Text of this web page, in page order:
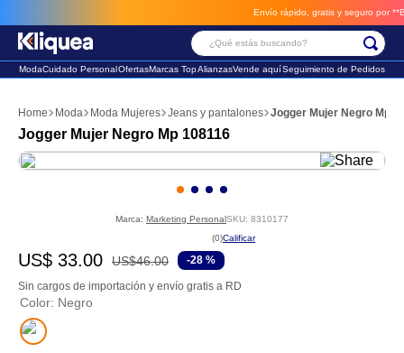
Envío rápido, gratis y seguro por **BM-
¿Qué estás buscando?
ModaCuidado PersonalOfertasMarcas TopAlianzasVende aquíSeguimiento de Pedidos
Moda Moda Mujeres Jeans y pantalones Jogger Mujer Negro Mp
Jogger Mujer Negro Mp 108116
Marca: Marketing PersonalSKU: 8310177
☆
(0)
US$ 33.00 US$46.00 -28 %
Sin cargos de importación y envío gratis a RD
Color: Negro
2. sandalia